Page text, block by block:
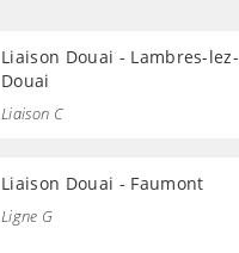
Liaison Douai - Lambres-lez-
Douai
Liaison C
Liaison Douai - Faumont
Ligne G